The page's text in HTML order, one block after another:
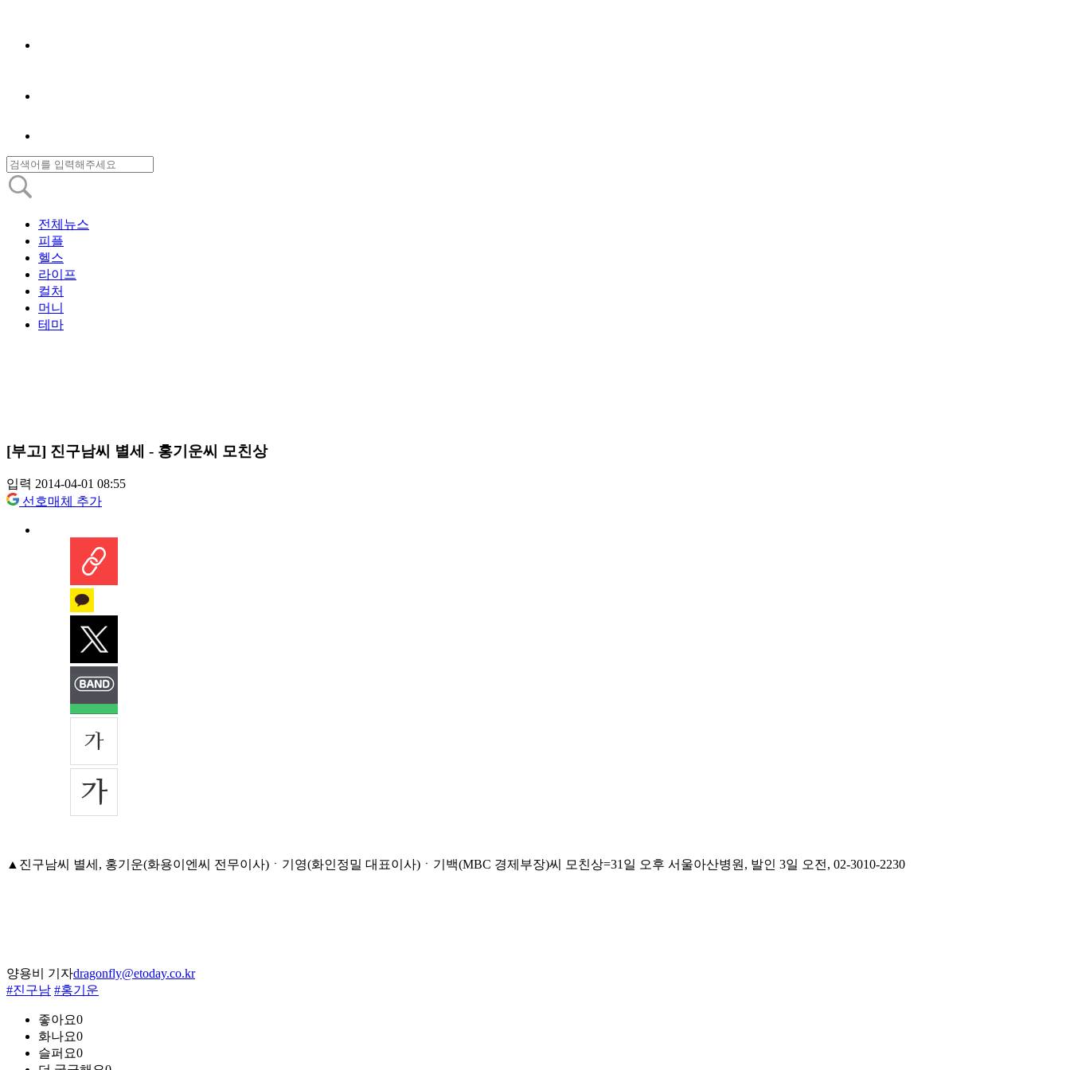
전체뉴스
피플
헬스
라이프
컬처
머니
테마
[부고] 진구남씨 별세 - 홍기운씨 모친상
입력 2014-04-01 08:55
선호매체 추가
▲진구남씨 별세, 홍기운(화용이엔씨 전무이사)ㆍ기영(화인정밀 대표이사)ㆍ기백(MBC 경제부장)씨 모친상=31일 오후 서울아산병원, 발인 3일 오전, 02-3010-2230
양용비 기자dragonfly@etoday.co.kr
#진구남 #홍기운
좋아요0
화나요0
슬퍼요0